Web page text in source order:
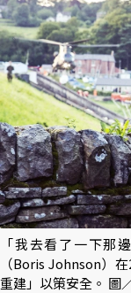
「我去看了一下那
（Boris Johnson）
重建」以策安全。 圖